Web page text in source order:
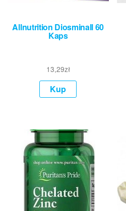
Allnutrition Diosminall 60
Kaps
13,29zł
Kup